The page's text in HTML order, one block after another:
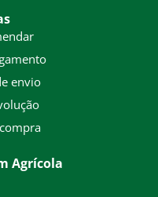
envio
Agrícola